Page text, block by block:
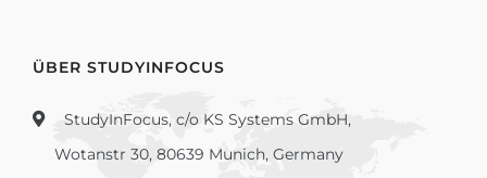
ÜBER STUDYINFOCUS
StudyInFocus, c/o KS Systems GmbH,
Wotanstr 30, 80639 Munich, Germany